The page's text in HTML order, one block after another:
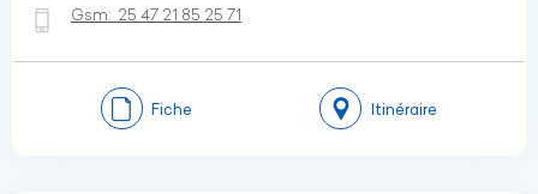
Gsm: 25 47 21 85 25 71
Fiche Itinéraire